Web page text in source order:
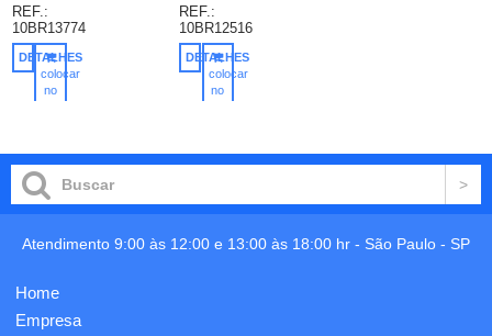
anotações
ecológico
com
caneta
reciclada.
própria
capa,
caneta
papelão
acabamentos
plástico
REF.:
10BR13774
DETALHES
colocar
no
anotações
ecológico
com
post-its
(aproximadamente
página
(aproximadamente
porta
REF.:
10BR12516
DETALHES
colocar
no
Atendimento 9:00 às 12:00 e 13:00 às 18:00 hr - São Paulo - SP
Home
Empresa